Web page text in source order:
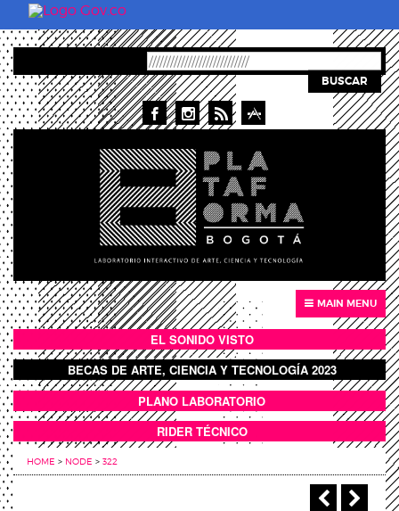
Skip to main content
BUSCAR
MAIN MENU
BOTÓN SONIDO VISTO
EL SONIDO VISTO
BOTON DOMO LLENO
BECAS DE ARTE, CIENCIA Y TECNOLOGÍA 2023
ANEXOS
PLANO LABORATORIO
RIDER TÉCNICO
HOME > NODE > 322
‹